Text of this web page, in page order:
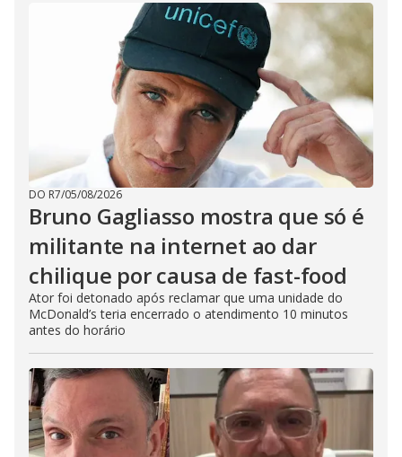
DO R7/05/08/2026
Bruno Gagliasso mostra que só é
militante na internet ao dar
chilique por causa de fast-food
Ator foi detonado após reclamar que uma unidade do
McDonald’s teria encerrado o atendimento 10 minutos
antes do horário